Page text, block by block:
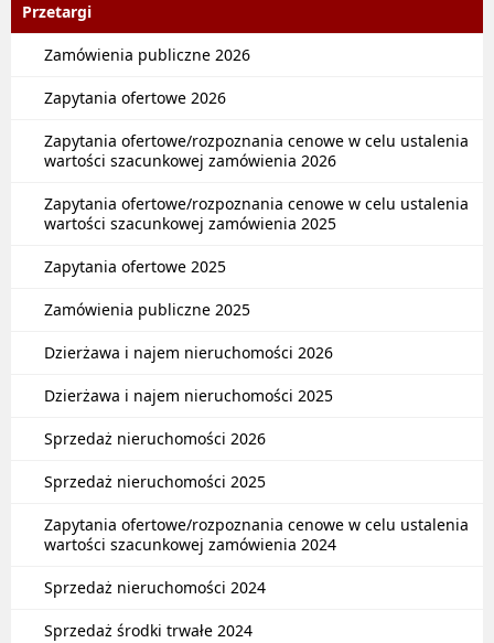
Przetargi
Zamówienia publiczne 2026
Zapytania ofertowe 2026
Zapytania ofertowe/rozpoznania cenowe w celu ustalenia
wartości szacunkowej zamówienia 2026
Zapytania ofertowe/rozpoznania cenowe w celu ustalenia
wartości szacunkowej zamówienia 2025
Zapytania ofertowe 2025
Zamówienia publiczne 2025
Dzierżawa i najem nieruchomości 2026
Dzierżawa i najem nieruchomości 2025
Sprzedaż nieruchomości 2026
Sprzedaż nieruchomości 2025
Zapytania ofertowe/rozpoznania cenowe w celu ustalenia
wartości szacunkowej zamówienia 2024
Sprzedaż nieruchomości 2024
Sprzedaż środki trwałe 2024